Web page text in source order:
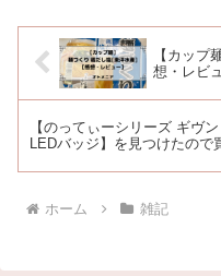
【カップ
想・レビ
【のってぃーシリーズ ギヴ
LEDバッジ】を見つけたので
ホーム 雑記